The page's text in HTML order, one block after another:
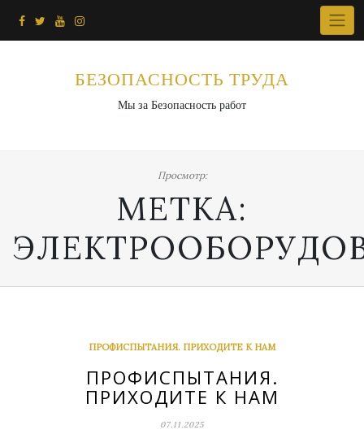
БЕЗОПАСНОСТЬ ТРУДА
Мы за Безопасность работ
Просмотр:
МЕТКА:
ПРОФИСПЫТАНИЯ. ПРИХОДИТЕ К НАМ
ПРОФИСПЫТАНИЯ.
ПРИХОДИТЕ К НАМ
07.11.2025